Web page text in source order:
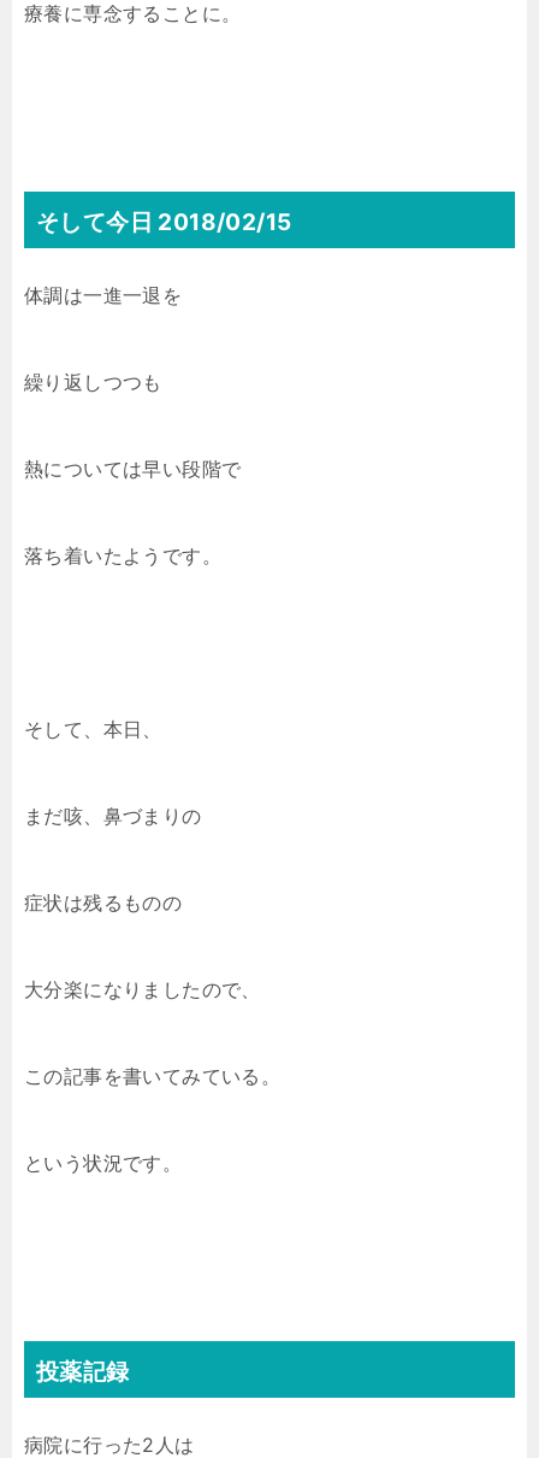
療養に専念することに。
そして今日 2018/02/15
体調は一進一退を
繰り返しつつも
熱については早い段階で
落ち着いたようです。
そして、本日、
まだ咳、鼻づまりの
症状は残るものの
大分楽になりましたので、
この記事を書いてみている。
という状況です。
投薬記録
病院に行った2人は